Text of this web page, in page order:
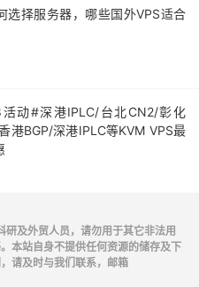
选择服务器，哪些国外VPS适合
活动#深港IPLC/台北CN2/彰化
港BGP/深港IPLC等KVM VPS最
研及外贸人员，请勿用于其它非法用
本站自身不提供任何资源的储存及下
请及时与我们联系，邮箱